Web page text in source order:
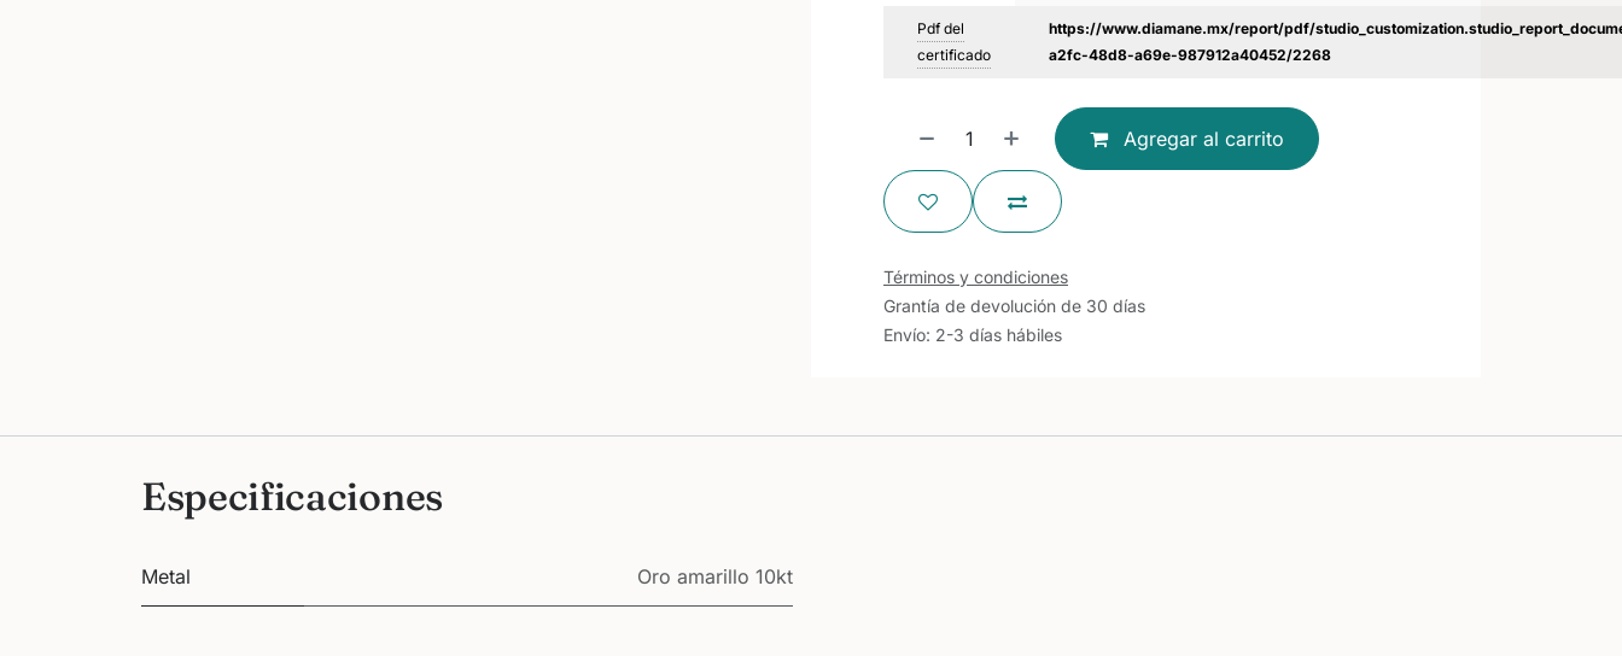
Pdf del
certificado
https://www.diamane.mx/report/pdf/
a2fc-48d8-a69e-987912a40452/2268
Agregar al carrito
Términos y condiciones
Grantía de devolución de 30 días
Envío: 2-3 días hábiles
Especificaciones
Metal Oro amarillo 10kt